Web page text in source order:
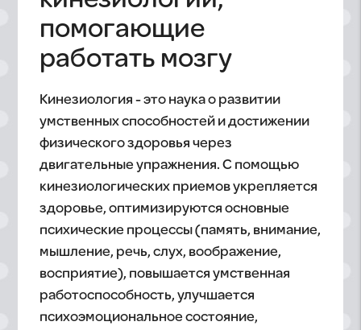
помогающие
работать мозгу
Кинезиология - это наука о развитии
умственных способностей и достижении
физического здоровья через
двигательные упражнения. С помощью
кинезиологических приемов укрепляется
здоровье, оптимизируются основные
психические процессы (память, внимание,
мышление, речь, слух, воображение,
восприятие), повышается умственная
работоспособность, улучшается
психоэмоциональное состояние,